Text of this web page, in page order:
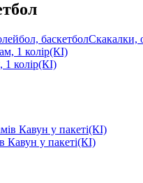
баскетболСкакалки,
колір(КІ)
Кавун у пакеті(КІ)